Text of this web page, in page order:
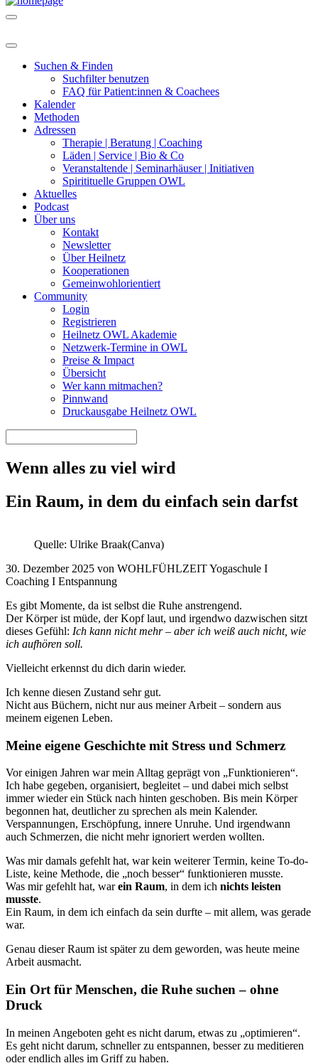
Suchen & Finden
Suchfilter benutzen
FAQ für Patient:innen & Coachees
Kalender
Methoden
Adressen
Therapie | Beratung | Coaching
Läden | Service | Bio & Co
Veranstaltende | Seminarhäuser | Initiativen
Spiritituelle Gruppen OWL
Aktuelles
Podcast
Über uns
Kontakt
Newsletter
Über Heilnetz
Kooperationen
Gemeinwohlorientiert
Community
Login
Registrieren
Heilnetz OWL Akademie
Netzwerk-Termine in OWL
Preise & Impact
Übersicht
Wer kann mitmachen?
Pinnwand
Druckausgabe Heilnetz OWL
Wenn alles zu viel wird
Ein Raum, in dem du einfach sein darfst
Quelle: Ulrike Braak(Canva)
30. Dezember 2025 von WOHLFÜHLZEIT Yogaschule I
Coaching I Entspannung
Es gibt Momente, da ist selbst die Ruhe anstrengend.
Der Körper ist müde, der Kopf laut, und irgendwo dazwischen sitzt
dieses Gefühl: Ich kann nicht mehr – aber ich weiß auch nicht, wie
ich aufhören soll.
Vielleicht erkennst du dich darin wieder.
Ich kenne diesen Zustand sehr gut.
Nicht aus Büchern, nicht nur aus meiner Arbeit – sondern aus
meinem eigenen Leben.
Meine eigene Geschichte mit Stress und Schmerz
Vor einigen Jahren war mein Alltag geprägt von „Funktionieren“.
Ich habe gegeben, organisiert, begleitet – und dabei mich selbst
immer wieder ein Stück nach hinten geschoben. Bis mein Körper
begonnen hat, deutlicher zu sprechen als mein Kalender.
Verspannungen, Erschöpfung, innere Unruhe. Und irgendwann
auch Schmerzen, die nicht mehr ignoriert werden wollten.
Was mir damals gefehlt hat, war kein weiterer Termin, keine To-do-
Liste, keine Methode, die „noch besser“ funktionieren musste.
Was mir gefehlt hat, warein Raum, in dem ich nichts leisten
musste.
Ein Raum, in dem ich einfach da sein durfte – mit allem, was gerade
war.
Genau dieser Raum ist später zu dem geworden, was heute meine
Arbeit ausmacht.
Ein Ort für Menschen, die Ruhe suchen – ohne
Druck
In meinen Angeboten geht es nicht darum, etwas zu „optimieren“.
Es geht nicht darum, schneller zu entspannen, besser zu meditieren
oder endlich alles im Griff zu haben.